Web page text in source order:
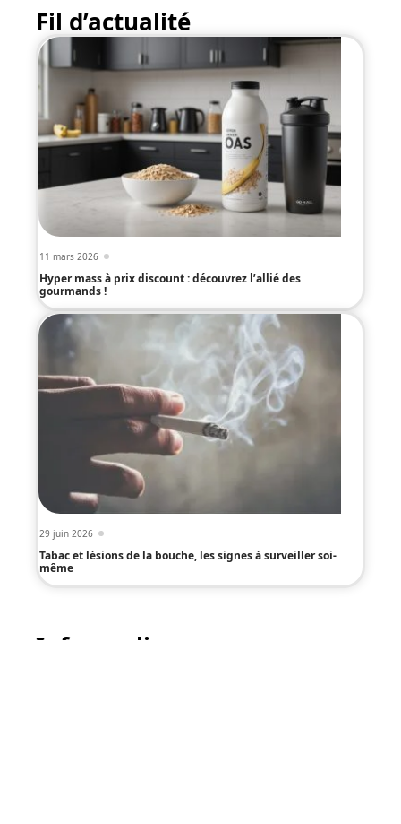
Fil d’actualité
11 mars 2026
Hyper mass à prix discount : découvrez l’allié des
gourmands !
29 juin 2026
Tabac et lésions de la bouche, les signes à surveiller soi-
même
Infos en live